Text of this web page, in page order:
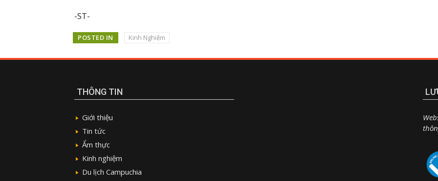
-ST-
POSTED IN Kinh Nghiệm
THÔNG TIN
Giới thiệu
Tin tức
Ẩm thực
Kinh nghiệm
Du lịch Campuchia